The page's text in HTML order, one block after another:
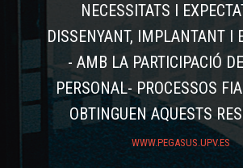
NECESSITATS I
DISSENYANT, IMPLANTANT I
- AMB LA PARTICIPACIÓ
PERSONAL- PROCESSOS
OBTINGUEN AQUESTS
WWW.PEGASUS.UPV.ES